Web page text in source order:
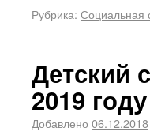
Рубрика: Социальная
Детский
2019 году
Добавлено 06.12.2018